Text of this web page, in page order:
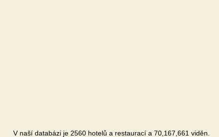
V naší databázi je 2560 hotelů a restaurací a 70,167,661 viděn.